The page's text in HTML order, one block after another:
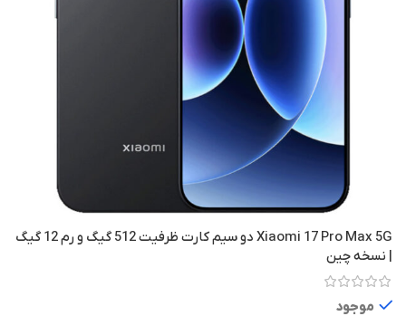
Xiaomi 17 Pro Max 5G دو سیم کارت ظرفیت 512 گیگ و رم 12 گیگ
| نسخه چین
موجود